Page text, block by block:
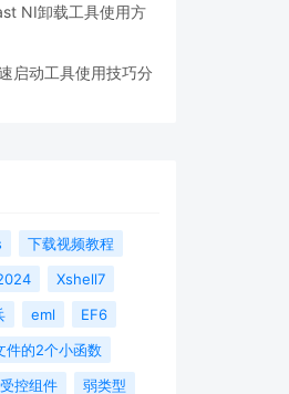
NI卸载工具使用方
启动工具使用技巧分
下载视频教程
Xshell7
eml
EF6
件的2个小函数
受控组件 弱类型